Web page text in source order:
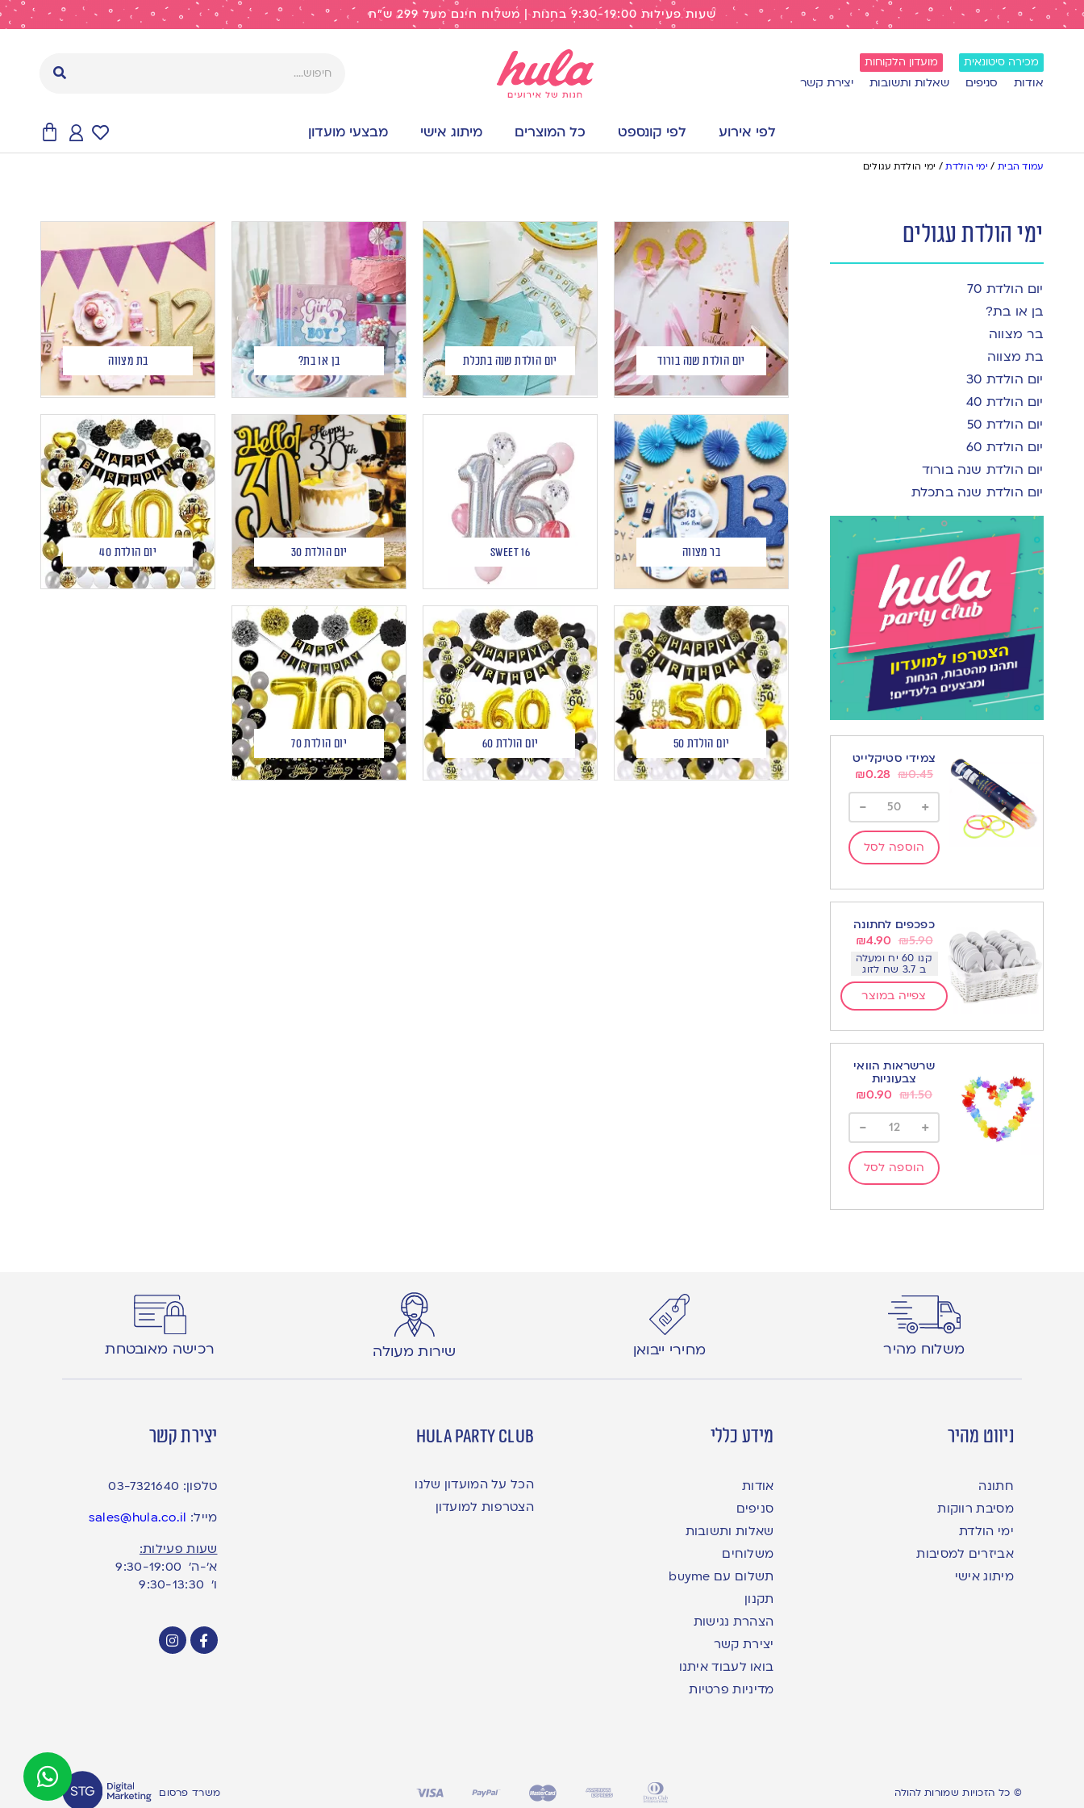
שעות פעילות 9:30-19:00 בחנות | משלוח חינם מעל 299 ש"ח
מכירה סיטונאית מועדון הלקוחות
אודות סניפים שאלות ותשובות יצירת קשר
לפי אירוע לפי קונספט כל המוצרים מיתוג אישי מבצעי מועדון
עמוד הבית / ימי הולדת/ ימי הולדת עגולים
ימי הולדת עגולים
יום הולדת 70
בן או בת?
בר מצווה
בת מצווה
יום הולדת 30
יום הולדת 40
יום הולדת 50
יום הולדת 60
יום הולדת שנה בורוד
יום הולדת שנה בתכלת
צמידי סטיקלייט
₪0.45
₪0.28
+
-
הוספה לסל
כפכפים לחתונה
₪5.90
₪4.90
קנו 60 יח ומעלה
ב 3.7 שח לזוג
צפייה במוצר
שרשראות הוואי
צבעוניות
₪1.50
₪0.90
+
-
הוספה לסל
יום הולדת שנה בורוד יום הולדת שנה בתכלת בן או בת? בת מצווה
בר מצווה Sweet 16 יום הולדת 30 יום הולדת 40
יום הולדת 50 יום הולדת 60 יום הולדת 70
משלוח מהיר מחירי ייבואן שירות מעולה רכישה מאובטחת
ניווט מהיר
חתונה
מסיבת רווקות
ימי הולדת
אביזרים למסיבות
מיתוג אישי
מידע כללי
אודות
סניפים
שאלות ותשובות
משלוחים
תשלום עם buyme
תקנון
הצהרת נגישות
יצירת קשר
בואו לעבוד איתנו
מדיניות פרטיות
hula party club
הכל על המועדון שלנו
הצטרפות למועדון
יצירת קשר
טלפון: 03-7321640
מייל: sales@hula.co.il
שעות פעילות:
א’-ה’ 9:30-19:00
ו׳ 9:30-13:30
© כל הזכויות שמורות להולה משרד פרסום